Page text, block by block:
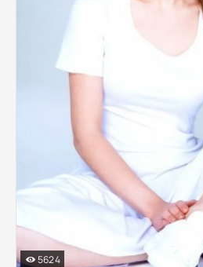
5624